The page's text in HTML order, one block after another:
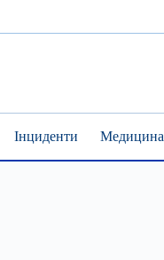
Інциденти Медицина